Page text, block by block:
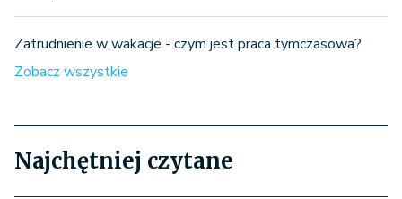
Zatrudnienie w wakacje - czym jest praca tymczasowa?
Zobacz wszystkie
Najchętniej czytane